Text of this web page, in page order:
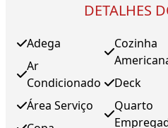
DETALHES
Adega
Ar
Condicionado
Área Serviço
Cozinha
Deck
Quarto